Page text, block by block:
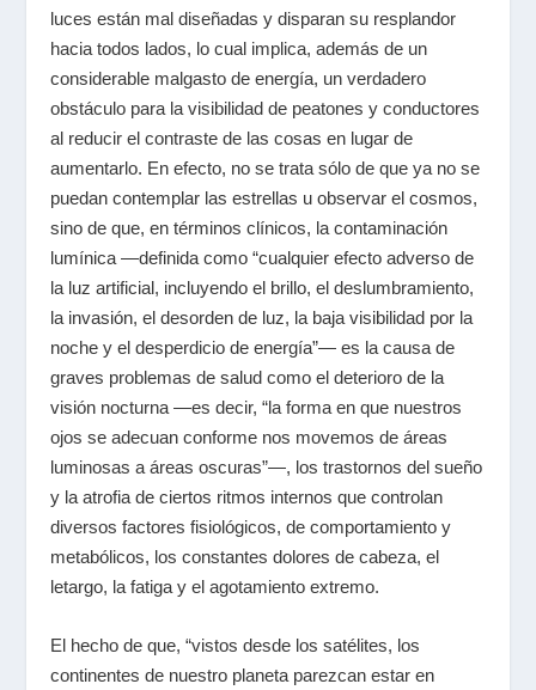
luces están mal diseñadas y disparan su resplandor
hacia todos lados, lo cual implica, además de un
considerable malgasto de energía, un verdadero
obstáculo para la visibilidad de peatones y conductores
al reducir el contraste de las cosas en lugar de
aumentarlo. En efecto, no se trata sólo de que ya no se
puedan contemplar las estrellas u observar el cosmos,
sino de que, en términos clínicos, la contaminación
lumínica —definida como “cualquier efecto adverso de
la luz artificial, incluyendo el brillo, el deslumbramiento,
la invasión, el desorden de luz, la baja visibilidad por la
noche y el desperdicio de energía”— es la causa de
graves problemas de salud como el deterioro de la
visión nocturna —es decir, “la forma en que nuestros
ojos se adecuan conforme nos movemos de áreas
luminosas a áreas oscuras”—, los trastornos del sueño
y la atrofia de ciertos ritmos internos que controlan
diversos factores fisiológicos, de comportamiento y
metabólicos, los constantes dolores de cabeza, el
letargo, la fatiga y el agotamiento extremo.
El hecho de que, “vistos desde los satélites, los
continentes de nuestro planeta parezcan estar en